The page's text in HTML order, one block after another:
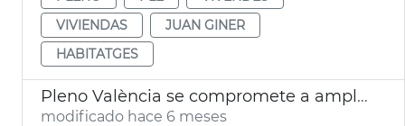
VIVIENDAS
JUAN GINER
HABITATGES
Pleno València se compromete a ampliar ayudas al alquiler
modificado hace 6 meses